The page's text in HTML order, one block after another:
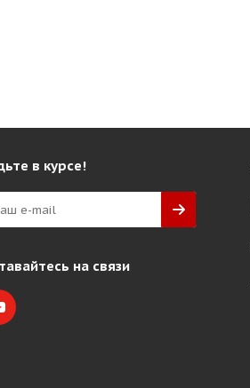
в курсе!
на связи